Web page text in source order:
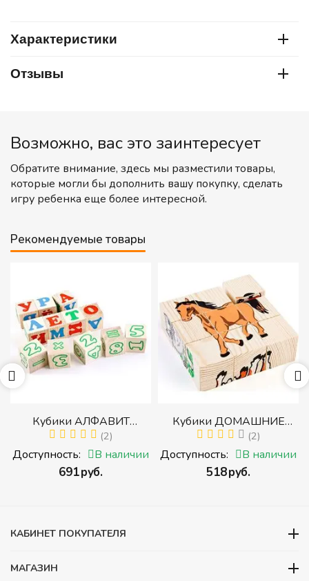
Характеристики
Отзывы
Возможно, вас это заинтересует
Обратите внимание, здесь мы разместили товары,
которые могли бы дополнить вашу покупку, сделать
игру ребенка еще более интересной.
Рекомендуемые товары
Кубики АЛФАВИТ
РУССКИЙ С ЦИФРАМИ
(Томик) (Набор кубиков с
буквами, цифрами,
математическими знаками
(2)
Доступность: В наличии
‍691‍руб.
Кубики ДОМАШНИЕ
ЖИВОТНЫЕ (Томик)
(Набор кубиков
разрезных (складных))
(2)
Доступность: В наличии
‍518‍руб.
КАБИНЕТ ПОКУПАТЕЛЯ
МАГАЗИН